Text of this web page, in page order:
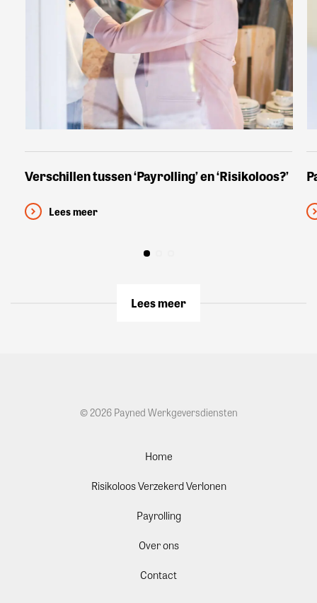
Verschillen tussen ‘Payrolling’ en ‘Risikoloos?’
Lees meer
Lees meer
© 2026 Payned Werkgeversdiensten
Home
Risikoloos Verzekerd Verlonen
Payrolling
Over ons
Contact